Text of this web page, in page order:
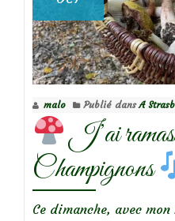
malo Publié dansA
J’ai
Champignons
Ce dimanche, avec